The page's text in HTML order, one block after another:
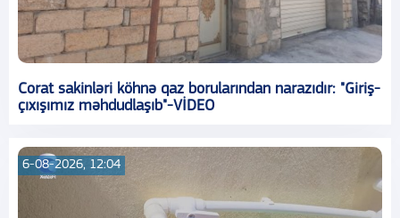
Corat sakinləri köhnə qaz borularından narazıdır: "Giriş-
çıxışımız məhdudlaşıb"-VİDEO
6-08-2026, 12:04